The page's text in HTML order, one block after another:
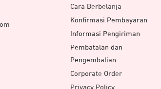
Cara Berbelanja
Konfirmasi Pembayaran
Informasi Pengiriman
Pembatalan dan
Pengembalian
Corporate Order
Privacy Policy